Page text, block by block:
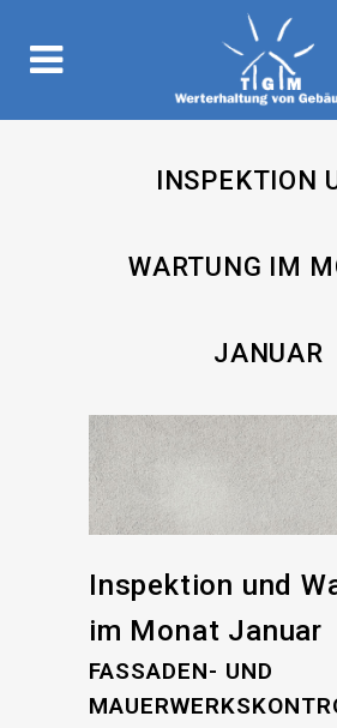
INSPEKTION
WARTUNG IM
JANUAR
Inspektion und
im Monat Januar
FASSADEN- UND